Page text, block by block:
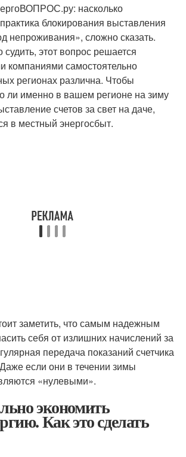
насколько
блокирования выставления
непроживания», сложно сказать.
этот вопрос решается
компаниями самостоятельно
регионах различна. Чтобы
ли именно в вашем регионе на зиму
счетов за свет на даче,
в местный энергосбыт.
заметить, что самым надежным
себя от излишних начислений за
передача показаний счетчика
если они в течении зимы
«нулевыми».
экономить
Как это сделать